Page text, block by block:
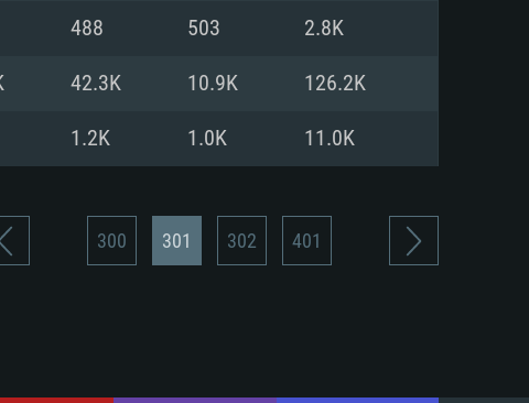
de banda larga.
488 503 2.8K
42.3K 10.9K 126.2K
1.2K 1.0K 11.0K
300 301 302 401